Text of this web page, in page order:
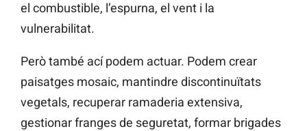
el combustible, l’espurna, el vent i la
vulnerabilitat.
Però també ací podem actuar. Podem crear
paisatges mosaic, mantindre discontinuïtats
vegetals, recuperar ramaderia extensiva,
gestionar franges de seguretat, formar brigades